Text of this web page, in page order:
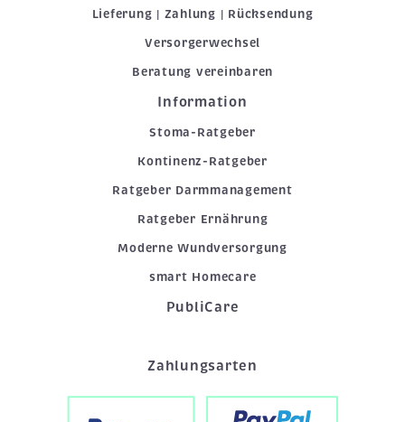
Lieferung | Zahlung | Rücksendung
Versorgerwechsel
Beratung vereinbaren
Information
Stoma-Ratgeber
Kontinenz-Ratgeber
Ratgeber Darmmanagement
Ratgeber Ernährung
Moderne Wundversorgung
smart Homecare
PubliCare
Zahlungsarten